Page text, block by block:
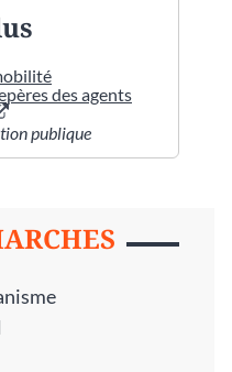
des agents
publique